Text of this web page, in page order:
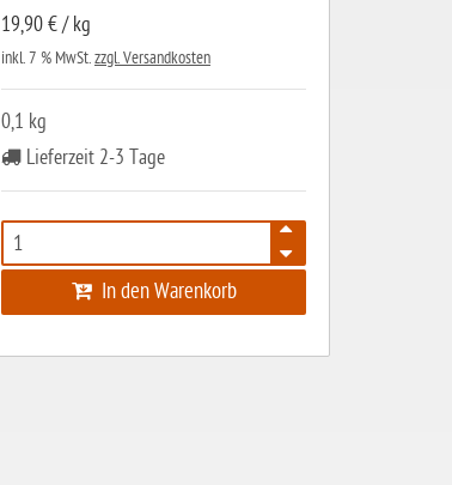
19,90 € / kg
inkl. 7 % MwSt.zzgl. Versandkosten
0,1 kg
Lieferzeit 2-3 Tage
In den Warenkorb